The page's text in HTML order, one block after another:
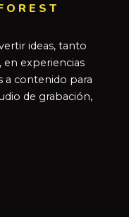
ideas, tanto
experiencias
a contenido para
de grabación,